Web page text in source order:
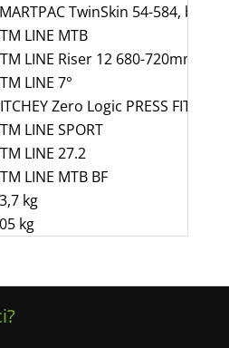
TwinSkin 54-584, black
LINE MTB
LINE Riser 12 680-720mm
LINE 7°
Zero Logic PRESS FIT 1-1/
LINE SPORT
LINE 27.2
LINE MTB BF
kg
kg